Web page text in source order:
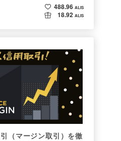
488.96 ALIS
18.92 ALIS
（マージン取引）を徹